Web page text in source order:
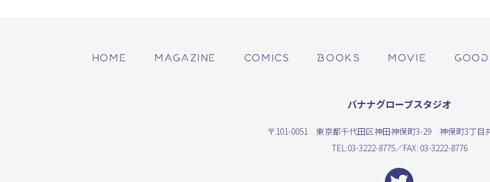
HOME MAGAZINE COMICS BOOKS MOVIE
バナナグローブスタジオ
〒101-0051 東京都千代田区神田神保町3-29 神保町3丁目
TEL:03-3222-8775／FAX: 03-3222-8776